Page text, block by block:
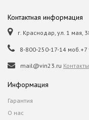
Контактная информация
г. Краснодар, ул. 1 мая,
8-800-250-17-14
mail@vin23.ru Контакты
Информация
Гарантия
О нас